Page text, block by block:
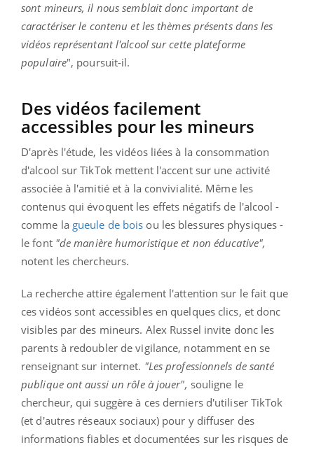
sont mineurs, il nous semblait donc important de
caractériser le contenu et les thèmes présents dans les
vidéos représentant l'alcool sur cette plateforme
populaire", poursuit-il.
Des vidéos facilement
accessibles pour les mineurs
D'après l'étude, les vidéos liées à la consommation
d'alcool sur TikTok mettent l'accent sur une activité
associée à l'amitié et à la convivialité. Même les
contenus qui évoquent les effets négatifs de l'alcool -
comme la gueule de bois ou les blessures physiques -
le font"de manière humoristique et non éducative",
notent les chercheurs.
La recherche attire également l'attention sur le fait que
ces vidéos sont accessibles en quelques clics, et donc
visibles par des mineurs. Alex Russel invite donc les
parents à redoubler de vigilance, notamment en se
renseignant sur internet. "Les professionnels de santé
publique ont aussi un rôle à jouer", souligne le
chercheur, qui suggère à ces derniers d'utiliser TikTok
(et d'autres réseaux sociaux) pour y diffuser des
informations fiables et documentées sur les risques de